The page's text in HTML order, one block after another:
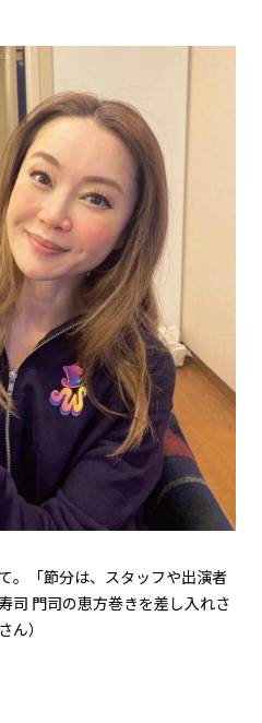
。「節分は、スタッフや出演者
司 門司の恵方巻きを差し入れさ
）